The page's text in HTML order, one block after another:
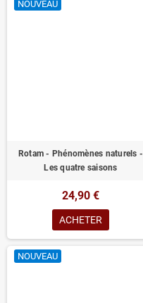
NOUVEAU
Rotam - Phénomènes naturels -
Les quatre saisons
24,90 €
ACHETER
NOUVEAU